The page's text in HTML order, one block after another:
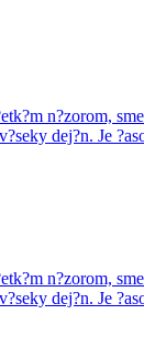
n?zorom,
dej?n. Je
n?zorom,
dej?n. Je